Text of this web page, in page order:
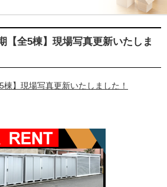
全5棟】現場写真更新いたしま
】現場写真更新いたしました！